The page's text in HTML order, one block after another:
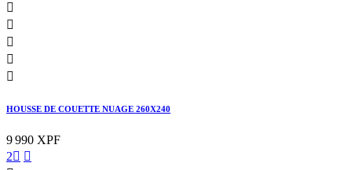





HOUSSE DE COUETTE NUAGE 260X240
9 990 XPF
2 